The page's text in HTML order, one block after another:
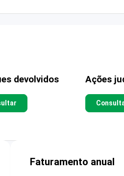
devolvidos Ações
Faturamento anual